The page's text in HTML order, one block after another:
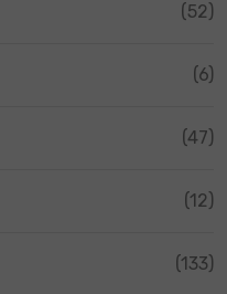
(52)
(6)
(47)
(12)
(133)